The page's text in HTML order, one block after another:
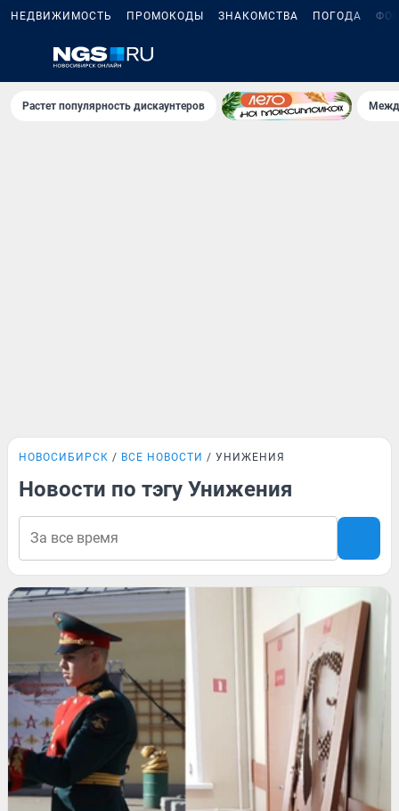
НЕДВИЖИМОСТЬ ПРОМОКОДЫ ЗНАКОМСТВА ПОГОДА
Растет популярность дискаунтеров
НОВОСИБИРСК ВСЕ НОВОСТИ УНИЖЕНИЯ
Новости по тэгу Унижения